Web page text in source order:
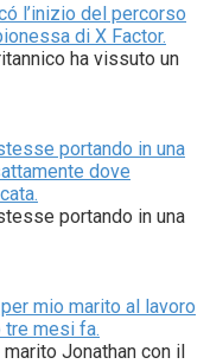
l’inizio del percorso
di X Factor.
ha vissuto un
portando in una
dove
portando in una
mio marito al lavoro
mesi fa.
Jonathan con il